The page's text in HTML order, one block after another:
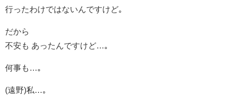
行ったわけではないんですけど｡
だから
不安も あったんですけど…｡
何事も…｡
(遠野)私…｡